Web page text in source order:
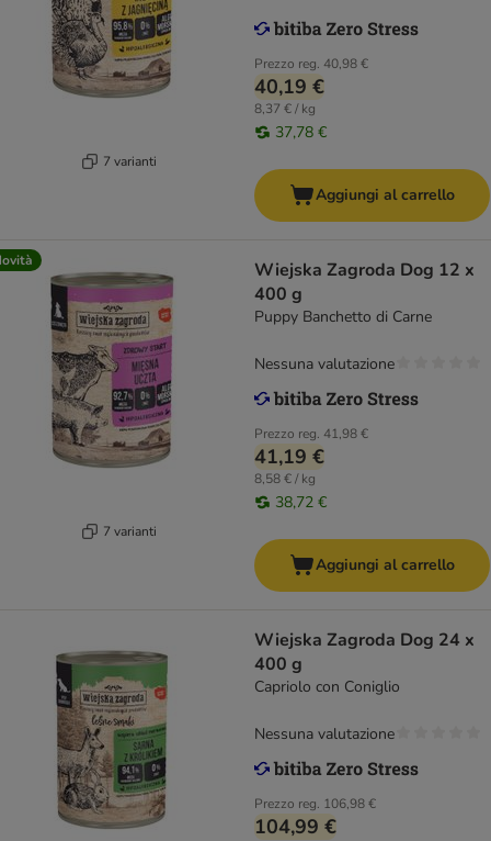
7 varianti
Prezzo reg. 40,98 €
40,19 €
8,37 € / kg
37,78 €
Aggiungi al carrello
7 varianti
Wiejska Zagroda Dog 12 x
400 g
Puppy Banchetto di Carne
Prezzo reg. 41,98 €
41,19 €
8,58 € / kg
38,72 €
Nessuna valutazione
Aggiungi al carrello
Wiejska Zagroda Dog 24 x
400 g
Capriolo con Coniglio
Prezzo reg. 106,98 €
104,99 €
Nessuna valutazione